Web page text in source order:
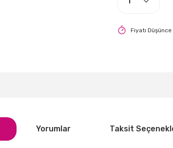
Fiyatı
Yorumlar Taksit